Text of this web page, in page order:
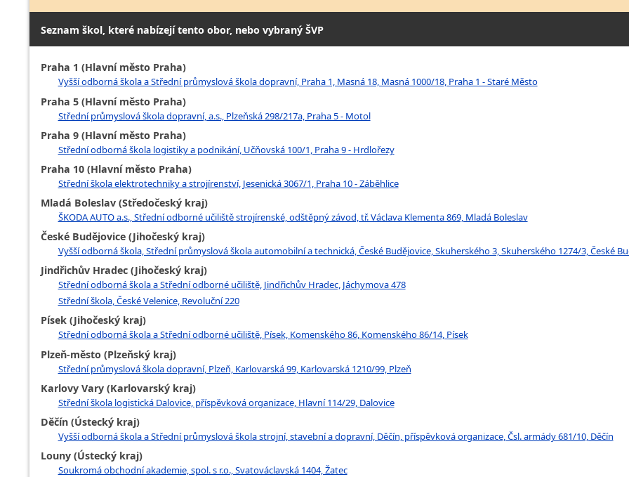
Seznam škol, které nabízejí tento obor, nebo vybraný ŠVP
Praha 1 (Hlavní město Praha)
Vyšší odborná škola a Střední průmyslová škola dopravní, Praha 1, Masná 18, Masná 1000/18, Praha 1 - Staré Město
Praha 5 (Hlavní město Praha)
Střední průmyslová škola dopravní, a.s., Plzeňská 298/217a, Praha 5 - Motol
Praha 9 (Hlavní město Praha)
Střední odborná škola logistiky a podnikání, Učňovská 100/1, Praha 9 - Hrdlořezy
Praha 10 (Hlavní město Praha)
Střední škola elektrotechniky a strojírenství, Jesenická 3067/1, Praha 10 - Záběhlice
Mladá Boleslav (Středočeský kraj)
ŠKODA AUTO a.s., Střední odborné učiliště strojírenské, odštěpný závod, tř. Václava Klementa 869, Mladá Boleslav
České Budějovice (Jihočeský kraj)
Vyšší odborná škola, Střední průmyslová škola automobilní a technická, České Budějovice, Skuherského 3, Skuherského 1274/3, České
Jindřichův Hradec (Jihočeský kraj)
Střední odborná škola a Střední odborné učiliště, Jindřichův Hradec, Jáchymova 478
Střední škola, České Velenice, Revoluční 220
Písek (Jihočeský kraj)
Střední odborná škola a Střední odborné učiliště, Písek, Komenského 86, Komenského 86/14, Písek
Plzeň-město (Plzeňský kraj)
Střední průmyslová škola dopravní, Plzeň, Karlovarská 99, Karlovarská 1210/99, Plzeň
Karlovy Vary (Karlovarský kraj)
Střední škola logistická Dalovice, příspěvková organizace, Hlavní 114/29, Dalovice
Děčín (Ústecký kraj)
Vyšší odborná škola a Střední průmyslová škola strojní, stavební a dopravní, Děčín, příspěvková organizace, Čsl. armády 681/10, Děčín
Louny (Ústecký kraj)
Soukromá obchodní akademie, spol. s r.o., Svatováclavská 1404, Žatec